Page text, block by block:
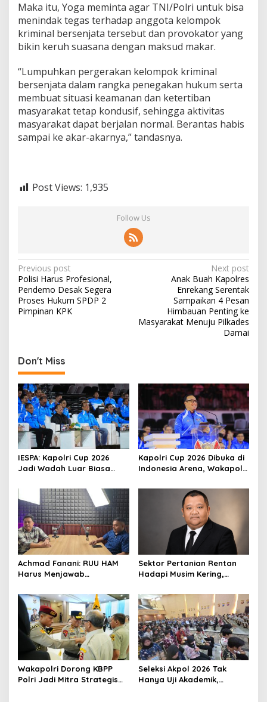
8
P
u
e
r
j
a
s
a
m
P
Maka itu, Yoga meminta agar TNI/Polri untuk bisa
menindak tegas terhadap anggota kelompok
kriminal bersenjata tersebut dan provokator yang
bikin keruh suasana dengan maksud makar.
“Lumpuhkan pergerakan kelompok kriminal
bersenjata dalam rangka penegakan hukum serta
membuat situasi keamanan dan ketertiban
masyarakat tetap kondusif, sehingga aktivitas
masyarakat dapat berjalan normal. Berantas habis
sampai ke akar-akarnya,” tandasnya.
Post Views: 1,935
Follow Us
P
o
s
t
a
v
i
g
a
t
i
o
n
Previous post
Polisi Harus Profesional,
Pendemo Desak Segera
Proses Hukum SPDP 2
Pimpinan KPK
Next post
Anak Buah Kapolres
Enrekang Serentak
Sampaikan 4 Pesan
Himbauan Penting ke
Masyarakat Menuju Pilkades
Damai
Don't Miss
IESPA: Kapolri Cup 2026
Jadi Wadah Luar Biasa
Talenta E-Sports
Kapolri Cup 2026 Dibuka di
Indonesia Arena, Wakapolri
Berdaya Saing Global
Achmad Fanani: RUU HAM
Harus Menjawab
Sektor Pertanian Rentan
Hadapi Musim Kering,
Jadi Solusi
Wakapolri Dorong KBPP
Polri Jadi Mitra Strategis
Seleksi Akpol 2026 Tak
Hanya Uji Akademik,